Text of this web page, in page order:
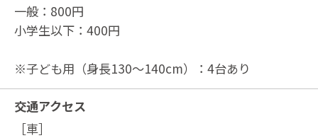
一般：800円
小学生以下：400円
※子ども用（身長130～140cm）：4台あり
交通アクセス
［車］